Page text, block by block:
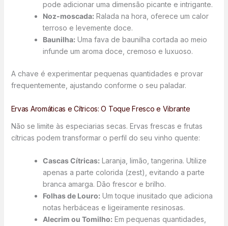
pode adicionar uma dimensão picante e intrigante.
Noz-moscada:Ralada na hora, oferece um calor
terroso e levemente doce.
Baunilha:Uma fava de baunilha cortada ao meio
infunde um aroma doce, cremoso e luxuoso.
A chave é experimentar pequenas quantidades e provar
frequentemente, ajustando conforme o seu paladar.
Ervas Aromáticas e Cítricos: O Toque Fresco e Vibrante
Não se limite às especiarias secas. Ervas frescas e frutas
cítricas podem transformar o perfil do seu vinho quente:
Cascas Cítricas:Laranja, limão, tangerina. Utilize
apenas a parte colorida (zest), evitando a parte
branca amarga. Dão frescor e brilho.
Folhas de Louro:Um toque inusitado que adiciona
notas herbáceas e ligeiramente resinosas.
Alecrim ou Tomilho:Em pequenas quantidades,